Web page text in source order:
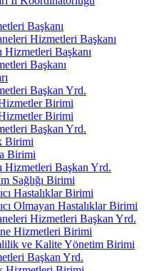
Başkanı
Hizmetleri Başkanı
Hizmetleri Başkanı
Başkanı
Başkan Yrd.
Birimi
Birimi
Başkan Yrd.
Birimi
Birimi
Hizmetleri Başkan Yrd.
Sağlığı Birimi
Hastalıklar Birimi
Olmayan Hastalıklar Birimi
Hizmetleri Başkan Yrd.
Hizmetleri Birimi
ve Kalite Yönetim Birimi
Başkan Yrd.